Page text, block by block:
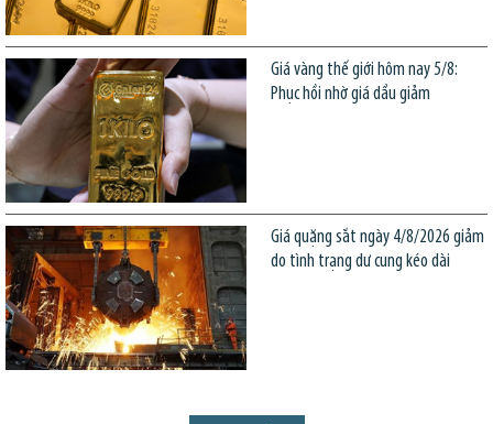
Giá vàng thế giới hôm nay 5/8:
Phục hồi nhờ giá dầu giảm
Giá quặng sắt ngày 4/8/2026 giảm
do tình trạng dư cung kéo dài